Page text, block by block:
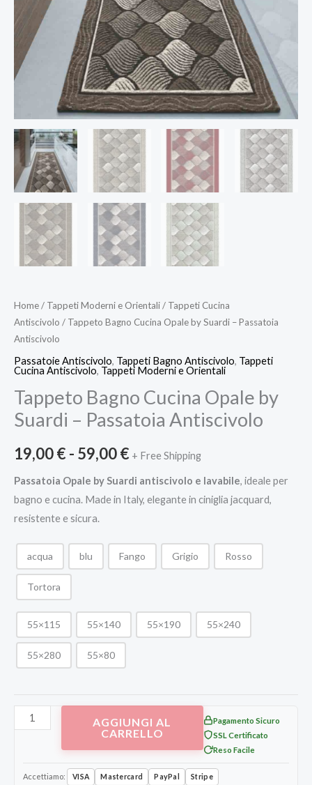
Home/ Tappeti Moderni e Orientali/ Tappeti Cucina
Antiscivolo / Tappeto Bagno Cucina Opale by Suardi – Passatoia
Antiscivolo
Passatoie Antiscivolo, Tappeti Bagno Antiscivolo, Tappeti
Cucina Antiscivolo, Tappeti Moderni e Orientali
Tappeto Bagno Cucina Opale by
Suardi – Passatoia Antiscivolo
19,00€- 59,00€ + Free Shipping
Passatoia Opale by Suardi antiscivolo e lavabile, ideale per
bagno e cucina. Made in Italy, elegante in ciniglia jacquard,
resistente e sicura.
acqua blu Fango Grigio Rosso
Tortora
55×115 55×140 55×190 55×240
55×280 55×80
AGGIUNGI AL
CARRELLO
Pagamento Sicuro
SSL Certificato
Reso Facile
Accettiamo: VISA Mastercard PayPal Stripe